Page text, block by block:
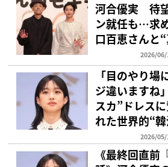
河合優実 待
ン就任も…求
口百恵さんと
2026/06/
「目のやり場
ジ違いますね
スカ”ドレス
れた世界的“
2026/05/
《最終回直前